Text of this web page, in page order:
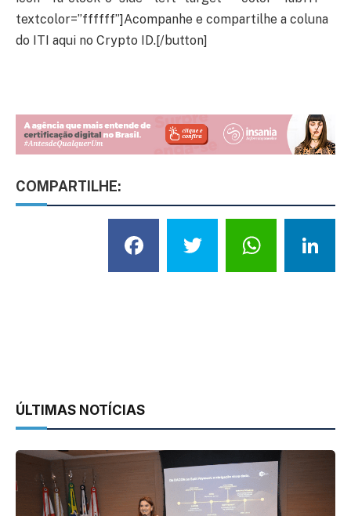
textcolor=”ffffff”]Acompanhe e compartilhe a coluna
do ITI aqui no Crypto ID.[/button]
COMPARTILHE:
Facebook
Twitter
ÚLTIMAS NOTÍCIAS